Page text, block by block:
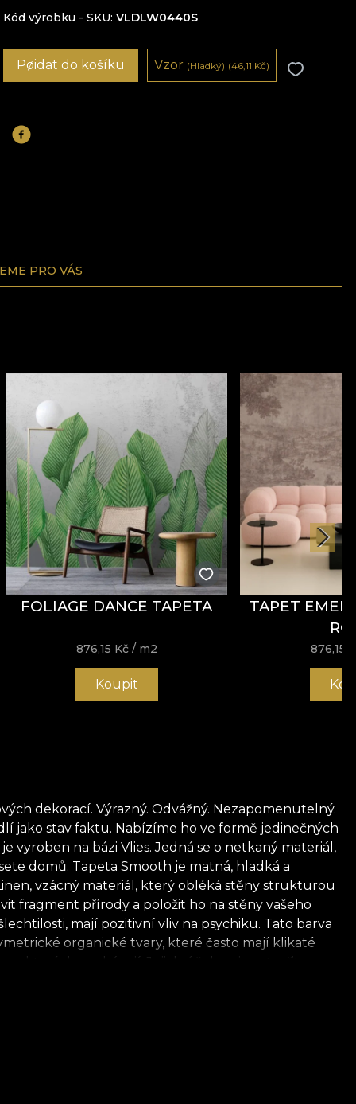
Kód výrobku - SKU VLDLW0440S
Pøidat do košíku Vzor (Hladký) (46,11 Kč)
PRO VÁS
FOLIAGE DANCE TAPETA
876,15 Kč / m2
Koupit
TAPET
876,15
dekorací. Výrazný. Odvážný. Nezapomenutelný.
jako stav faktu. Nabízíme ho ve formě jedinečných
vyroben na bázi Vlies. Jedná se o netkaný materiál,
domů. Tapeta Smooth je matná, hladká a
vzácný materiál, který obléká stěny strukturou
fragment přírody a položit ho na stěny vašeho
mají pozitivní vliv na psychiku. Tato barva
organické tvary, které často mají klikaté